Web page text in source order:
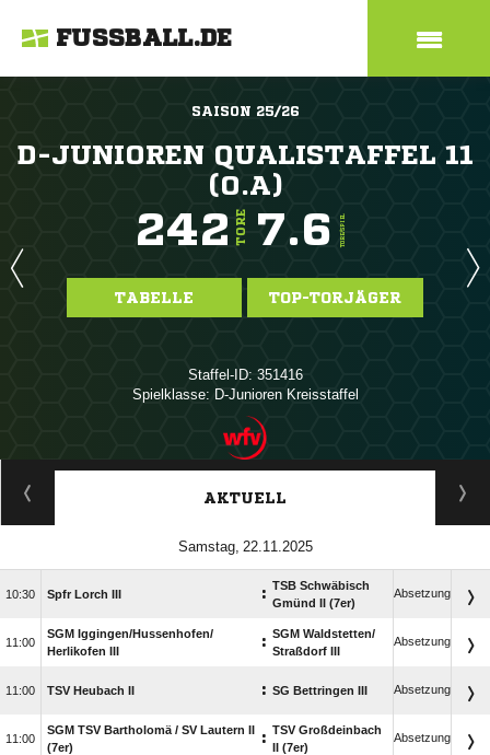
FUSSBALL.DE
SAISON 25/26
D-JUNIOREN QUALISTAFFEL 11
(O.A)
242 TORE 7.6 TORE/SPIEL
TABELLE TOP-TORJÄGER
Staffel-ID: 351416
Spielklasse: D-Junioren Kreisstaffel
ANZEIGE
AKTUELL
 
 Spfr Lorch III : TSB Schwäbisch
Gmünd II (7er)
Absetzung

SGM Iggingen/​Hussenhofen/​
Herlikofen III
: SGM Waldstetten/​
Straßdorf III
Absetzung
 TSV Heubach II : SG Bettringen III Absetzung

SGM TSV Bartholomä /​ SV Lautern II
(7er)
: TSV Großdeinbach
II (7er)
Absetzung